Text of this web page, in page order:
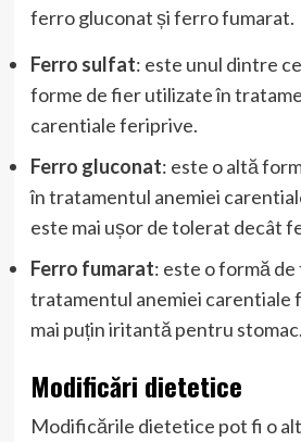
ferro gluconat și ferro fumarat.
Ferro sulfat: este unul dintre
forme de fier utilizate în
carentiale feriprive.
Ferro gluconat: este o altă
în tratamentul anemiei
este mai ușor de tolerat decât
Ferro fumarat: este o formă
tratamentul anemiei carentiale
mai puțin iritantă pentru stomac.
Modificări dietetice
Modificările dietetice pot fi o